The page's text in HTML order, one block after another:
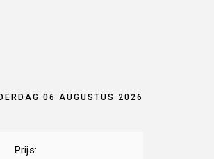
06 AUGUSTUS 2026
Prijs: